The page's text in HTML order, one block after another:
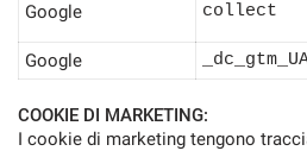
Google collect
Google
COOKIE DI MARKETING:
I cookie di marketing tengono